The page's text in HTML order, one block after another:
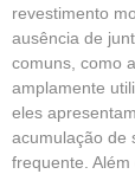
revestimento
ausência de
comuns, como
amplamente
eles
acumulação de
frequente.